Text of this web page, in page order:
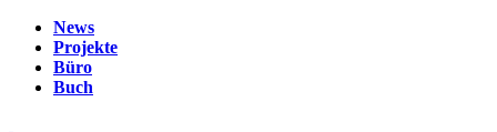
News
Projekte
Büro
Buch